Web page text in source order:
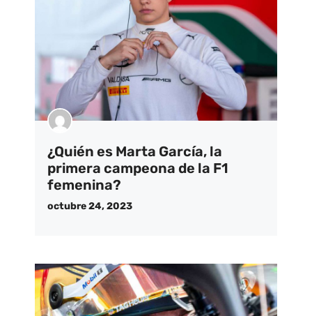
¿Quién es Marta García, la
primera campeona de la F1
femenina?
octubre 24, 2023